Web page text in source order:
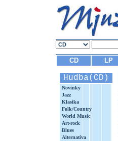
CD LP
Hudba(CD)
Novinky
Jazz
Klasika
Folk/Country
World Music
Art-rock
Blues
Alternatíva